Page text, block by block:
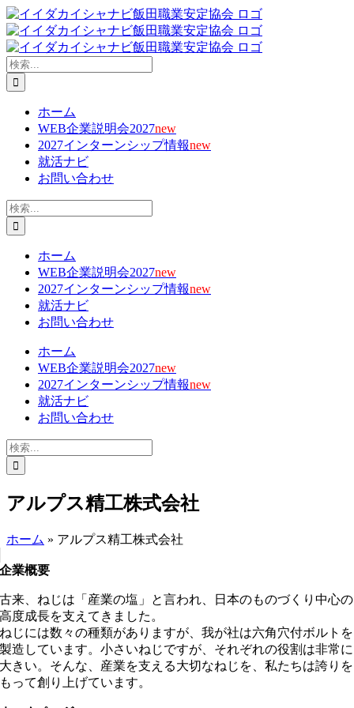
Skip
to
content
X
Facebook
YouTube
電
子
メ
ー
ル
Tiktok
検
索
…
ホーム
WEB企業説明会2027new
2027インターンシップ情報new
就活ナビ
お問い合わせ
検
索
…
ホーム
WEB企業説明会2027new
2027インターンシップ情報new
就活ナビ
お問い合わせ
ホーム
WEB企業説明会2027new
2027インターンシップ情報new
就活ナビ
お問い合わせ
検
索
…
アルプス精工株式会社
ホーム » アルプス精工株式会社
企業概要
古来、ねじは「産業の塩」と言われ、日本のものづくり中心の
高度成長を支えてきました。
ねじには数々の種類がありますが、我が社は六角穴付ボルトを
製造しています。小さいねじですが、それぞれの役割は非常に
大きい。そんな、産業を支える大切なねじを、私たちは誇りを
もって創り上げています。